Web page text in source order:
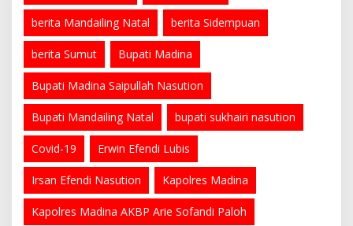
berita Mandailing Natal berita Sidempuan
berita Sumut Bupati Madina
Bupati Madina Saipullah Nasution
Bupati Mandailing Natal bupati sukhairi nasution
Covid-19 Erwin Efendi Lubis
Irsan Efendi Nasution Kapolres Madina
Kapolres Madina AKBP Arie Sofandi Paloh